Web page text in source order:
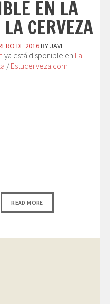
EN LA
CERVEZA
DE 2016BY JAVI
ya está disponible en La
/ Estucerveza.com
READ MORE